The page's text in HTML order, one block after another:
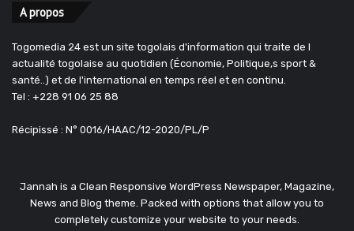
A propos
Togomedia 24 est un site togolais d'information qui traite de l
actualité togolaise au quotidien (Économie, Politique,s sport &
santé..) et de l'international en temps réel et en continu.
Tel : +228 91 06 25 88
Récipissé : N° 0016/HAAC/12-2020/PL/P
Jannah is a Clean Responsive WordPress Newspaper, Magazine,
News and Blog theme. Packed with options that allow you to
completely customize your website to your needs.